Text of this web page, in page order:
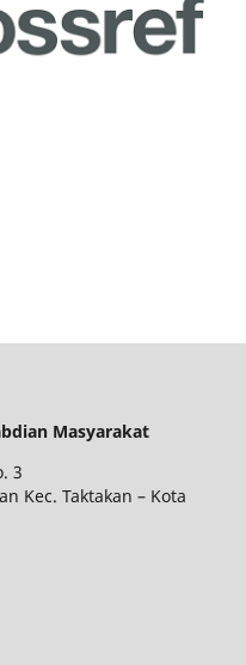
Masyarakat
3
Kec. Taktakan – Kota